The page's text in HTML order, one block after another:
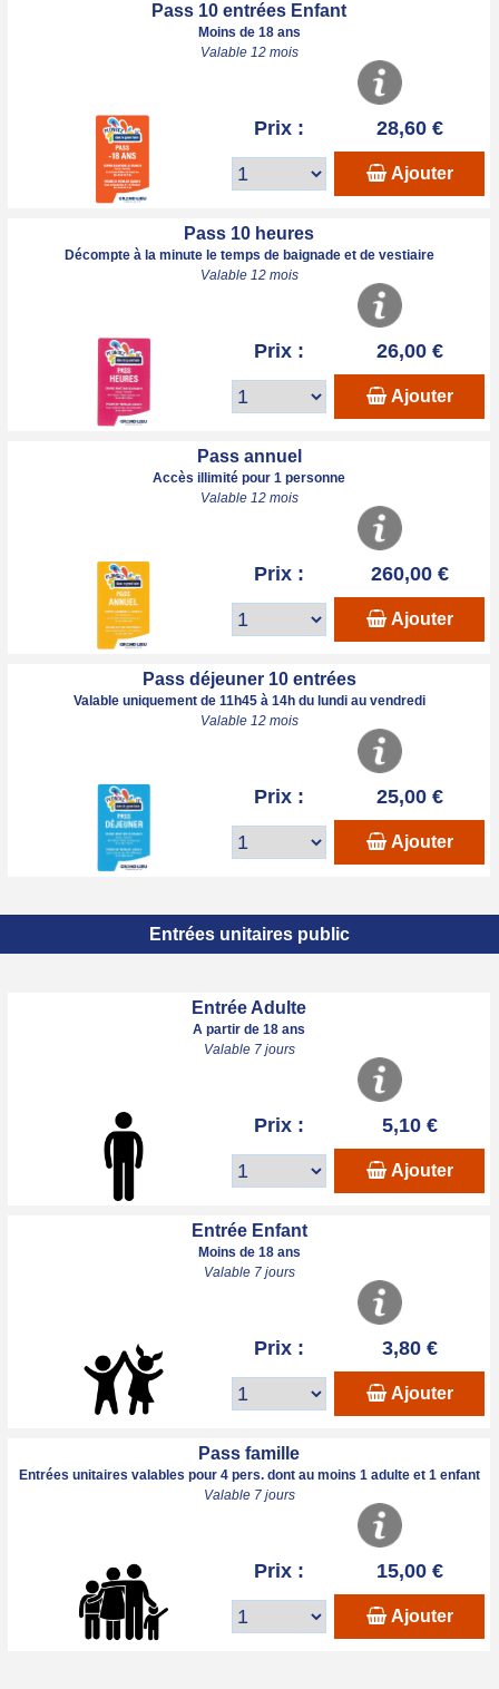
Pass 10 entrées Enfant
Moins de 18 ans
Valable 12 mois
Prix : 28,60 €
Ajouter
Pass 10 heures
Décompte à la minute le temps de baignade et de vestiaire
Valable 12 mois
Prix : 26,00 €
Ajouter
Pass annuel
Accès illimité pour 1 personne
Valable 12 mois
Prix : 260,00 €
Ajouter
Pass déjeuner 10 entrées
Valable uniquement de 11h45 à 14h du lundi au vendredi
Valable 12 mois
Prix : 25,00 €
Ajouter
Entrées unitaires public
Entrée Adulte
A partir de 18 ans
Valable 7 jours
Prix : 5,10 €
Ajouter
Entrée Enfant
Moins de 18 ans
Valable 7 jours
Prix : 3,80 €
Ajouter
Pass famille
Entrées unitaires valables pour 4 pers. dont au moins 1 adulte et 1 enfant
Valable 7 jours
Prix : 15,00 €
Ajouter